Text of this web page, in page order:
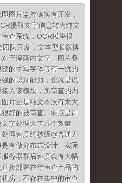
图片监控确实有开发，
提取文字信息转为纯文
查系统，OCR模块很
团队开发，文本型长微博
于漫画内文字、图片叠
整的手写字体等有干扰的
的识别能力，也就是说
接入该模块，所审查的内
片还是纯文本没有太大
很好的被审查。弱点是计
字处理大了几个数量
理速度约秒级@普通刀
是有做分布式设计，实际
务器群后速度会有大幅
直接部署在待审查产品的
机房，不存在集中的审查